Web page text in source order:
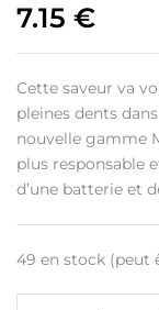
7.15 €
Cette saveur va
pleines dents
nouvelle gamme
plus responsable
d’une batterie et
49 en stock (peut